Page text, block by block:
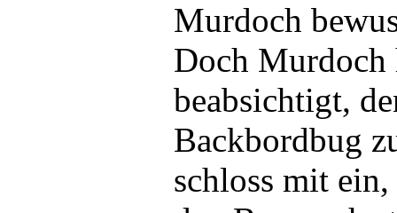
Murdoch
Doch
beabsichtigt,
Backbordbug
schloss mit